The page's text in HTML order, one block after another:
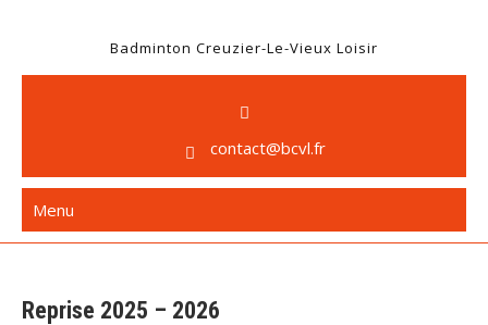
Badminton Creuzier-Le-Vieux Loisir
contact@bcvl.fr
Menu
Reprise 2025 – 2026